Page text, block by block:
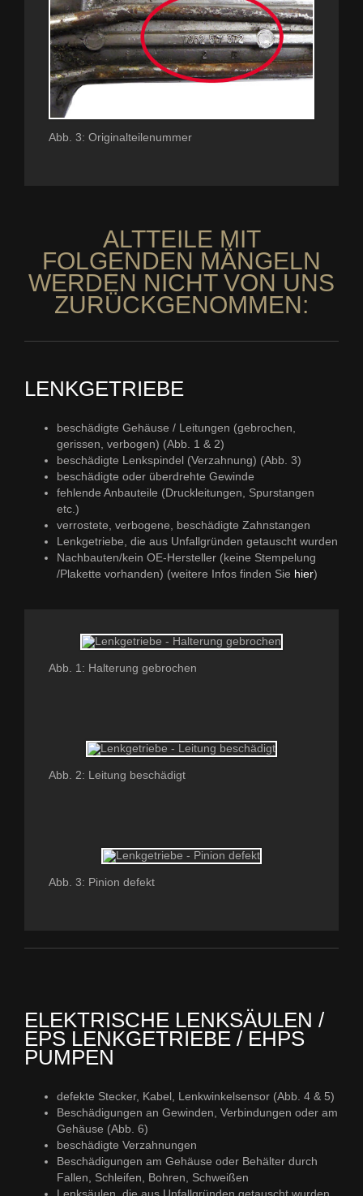
Abb. 3: Originalteilenummer
ALTTEILE MIT
FOLGENDEN MÄNGELN
WERDEN NICHT VON UNS
ZURÜCKGENOMMEN:
LENKGETRIEBE
beschädigte Gehäuse / Leitungen (gebrochen,
gerissen, verbogen) (Abb. 1 & 2)
beschädigte Lenkspindel (Verzahnung) (Abb. 3)
beschädigte oder überdrehte Gewinde
fehlende Anbauteile (Druckleitungen, Spurstangen
etc.)
verrostete, verbogene, beschädigte Zahnstangen
Lenkgetriebe, die aus Unfallgründen getauscht wurden
Nachbauten/kein OE-Hersteller (keine Stempelung
/Plakette vorhanden) (weitere Infos finden Sie hier)
Abb. 1: Halterung gebrochen
Abb. 2: Leitung beschädigt
Abb. 3: Pinion defekt
ELEKTRISCHE LENKSÄULEN /
EPS LENKGETRIEBE / EHPS
PUMPEN
defekte Stecker, Kabel, Lenkwinkelsensor (Abb. 4 & 5)
Beschädigungen an Gewinden, Verbindungen oder am
Gehäuse (Abb. 6)
beschädigte Verzahnungen
Beschädigungen am Gehäuse oder Behälter durch
Fallen, Schleifen, Bohren, Schweißen